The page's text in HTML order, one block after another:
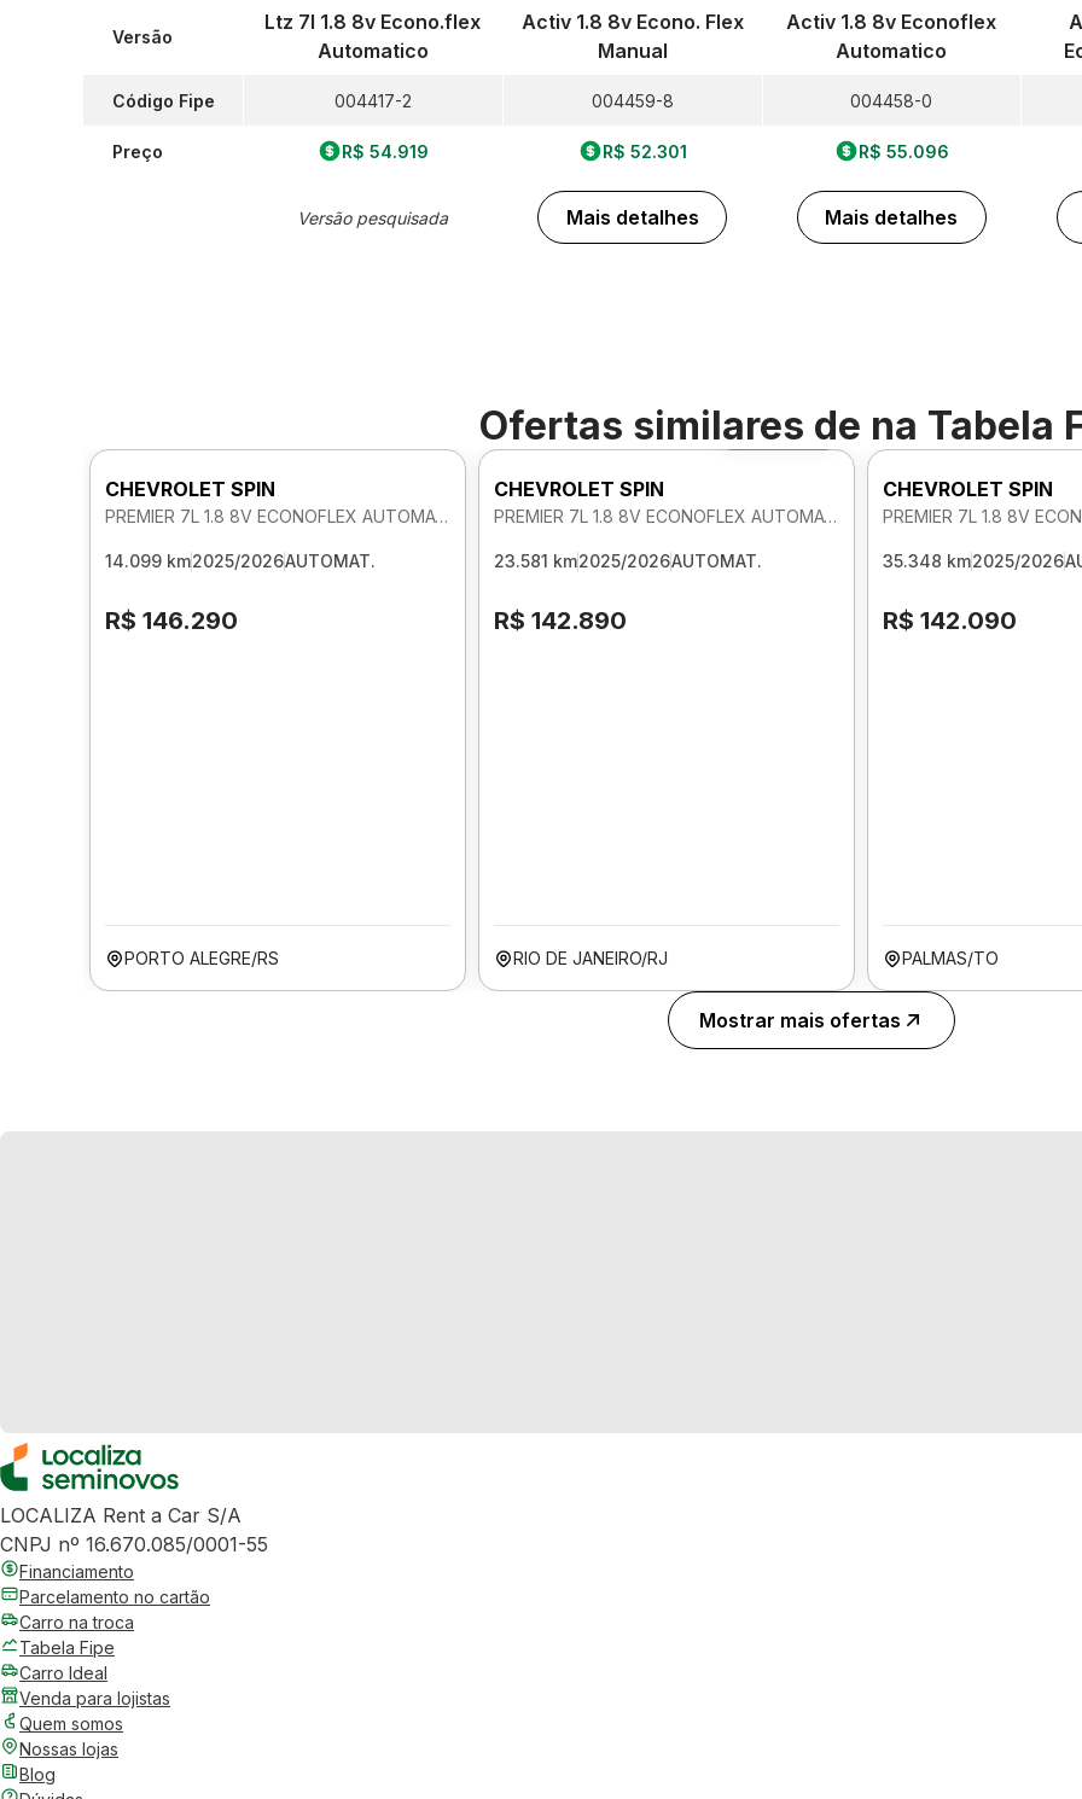
Versão
Código Fipe
Preço
Ltz 7l 1.8 8v Econo.flex
Automatico
004417-2
R$ 54.919
Versão pesquisada
Activ 1.8 8v Econo. Flex
Manual
004459-8
R$ 52.301
Mais detalhes
Activ 1.8 8v Econoflex
Automatico
004458-0
R$ 55.096
Mais detalhes
Ofertas similares de na Tabela
CHEVROLET SPIN
PREMIER 7L 1.8 8V ECONOFLEX AUTOMATICO
14.099 km2025/2026AUTOMAT.
R$ 146.290
PORTO ALEGRE/RS
Foto 360º
CHEVROLET SPIN
PREMIER 7L 1.8 8V ECONOFLEX AUTOMATICO
23.581 km2025/2026AUTOMAT.
R$ 142.890
RIO DE JANEIRO/RJ
CHEVROLET SPIN
35.348 km2025/2026
R$ 142.090
PALMAS/TO
Mostrar mais ofertas
LOCALIZA Rent a Car S/A
CNPJ nº 16.670.085/0001-55
Financiamento
Parcelamento no cartão
Carro na troca
Tabela Fipe
Carro Ideal
Venda para lojistas
Quem somos
Nossas lojas
Blog